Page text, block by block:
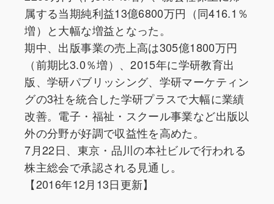
属する当期純利益13億6800万円（同416.1％
増）と大幅な増益となった。
期中、出版事業の売上高は305億1800万円
（前期比3.0％増）、2015年に学研教育出
版、学研パブリッシング、学研マーケティン
グの3社を統合した学研プラスで大幅に業績
改善。電子・福祉・スクール事業など出版以
外の分野が好調で収益性を高めた。
7月22日、東京・品川の本社ビルで行われる
株主総会で承認される見通し。
【2016年12月13日更新】